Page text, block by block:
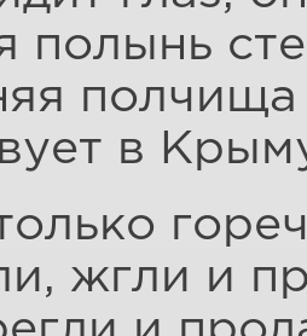
полынь
полчища
в
жгли и